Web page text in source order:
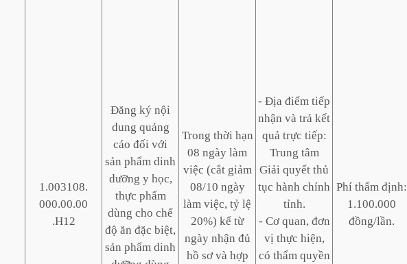
1.003108.
000.00.00
.H12
Đăng ký nội
dung quảng
cáo đối với
sản phẩm dinh
dưỡng y học,
thực phẩm
dùng cho chế
độ ăn đặc biệt,
sản phẩm dinh
Trong thời hạn
08 ngày làm
việc (cắt giảm
08/10 ngày
làm việc, tỷ lệ
20%) kể từ
ngày nhận đủ
hồ sơ và hợp
- Địa điểm tiếp
nhận và trả kết
quả trực tiếp:
Trung tâm
Giải quyết thủ
tục hành chính
tỉnh.
- Cơ quan, đơn
vị thực hiện,
có thẩm quyền
Phí thẩm định:
1.100.000
đồng/lần.